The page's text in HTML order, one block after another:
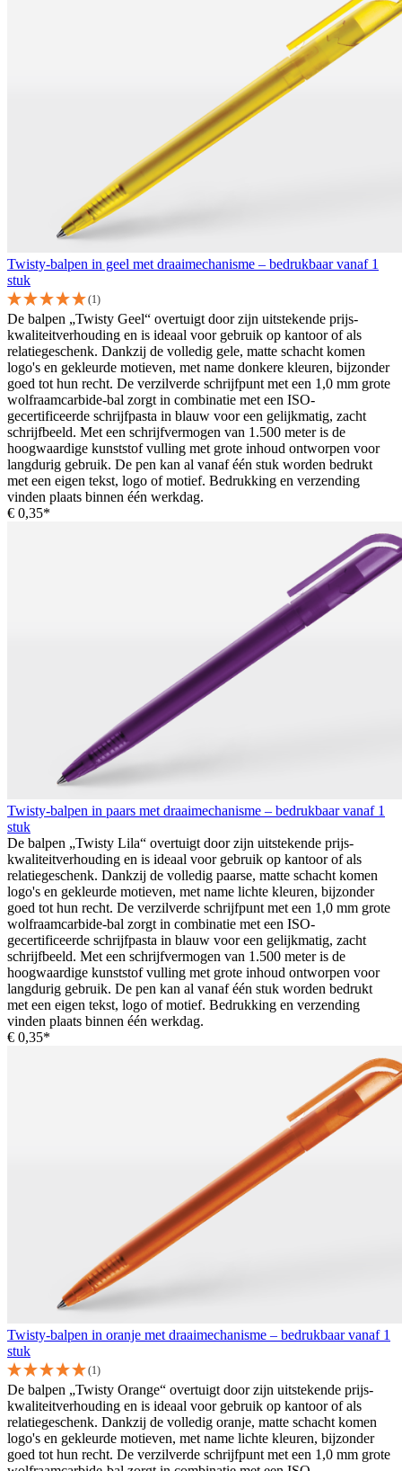
Twisty-balpen in geel met draaimechanisme – bedrukbaar vanaf 1
stuk
(1)
De balpen „Twisty Geel“ overtuigt door zijn uitstekende prijs-
kwaliteitverhouding en is ideaal voor gebruik op kantoor of als
relatiegeschenk. Dankzij de volledig gele, matte schacht komen
logo's en gekleurde motieven, met name donkere kleuren, bijzonder
goed tot hun recht. De verzilverde schrijfpunt met een 1,0 mm grote
wolfraamcarbide-bal zorgt in combinatie met een ISO-
gecertificeerde schrijfpasta in blauw voor een gelijkmatig, zacht
schrijfbeeld. Met een schrijfvermogen van 1.500 meter is de
hoogwaardige kunststof vulling met grote inhoud ontworpen voor
langdurig gebruik. De pen kan al vanaf één stuk worden bedrukt
met een eigen tekst, logo of motief. Bedrukking en verzending
vinden plaats binnen één werkdag.
€ 0,35*
Twisty-balpen in paars met draaimechanisme – bedrukbaar vanaf 1
stuk
De balpen „Twisty Lila“ overtuigt door zijn uitstekende prijs-
kwaliteitverhouding en is ideaal voor gebruik op kantoor of als
relatiegeschenk. Dankzij de volledig paarse, matte schacht komen
logo's en gekleurde motieven, met name lichte kleuren, bijzonder
goed tot hun recht. De verzilverde schrijfpunt met een 1,0 mm grote
wolfraamcarbide-bal zorgt in combinatie met een ISO-
gecertificeerde schrijfpasta in blauw voor een gelijkmatig, zacht
schrijfbeeld. Met een schrijfvermogen van 1.500 meter is de
hoogwaardige kunststof vulling met grote inhoud ontworpen voor
langdurig gebruik. De pen kan al vanaf één stuk worden bedrukt
met een eigen tekst, logo of motief. Bedrukking en verzending
vinden plaats binnen één werkdag.
€ 0,35*
Twisty-balpen in oranje met draaimechanisme – bedrukbaar vanaf 1
stuk
(1)
De balpen „Twisty Orange“ overtuigt door zijn uitstekende prijs-
kwaliteitverhouding en is ideaal voor gebruik op kantoor of als
relatiegeschenk. Dankzij de volledig oranje, matte schacht komen
logo's en gekleurde motieven, met name lichte kleuren, bijzonder
goed tot hun recht. De verzilverde schrijfpunt met een 1,0 mm grote